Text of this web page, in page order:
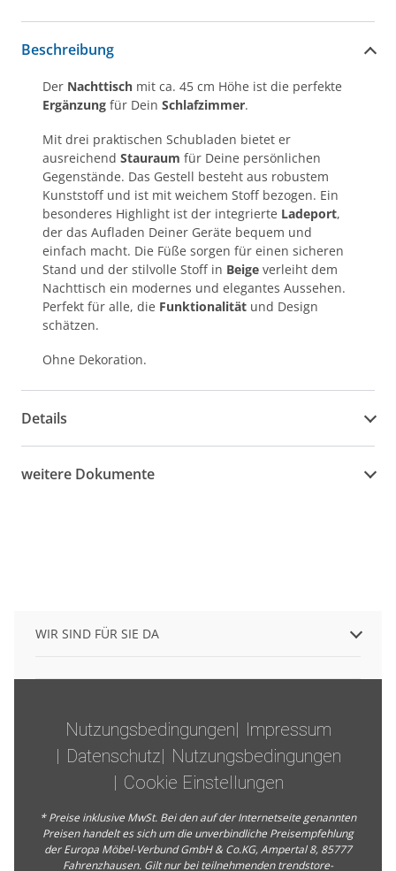
Beschreibung
Der Nachttisch mit ca. 45 cm Höhe ist die perfekte
Ergänzung für Dein Schlafzimmer.
Mit drei praktischen Schubladen bietet er
ausreichend Stauraum für Deine persönlichen
Gegenstände. Das Gestell besteht aus robustem
Kunststoff und ist mit weichem Stoff bezogen. Ein
besonderes Highlight ist der integrierte Ladeport,
der das Aufladen Deiner Geräte bequem und
einfach macht. Die Füße sorgen für einen sicheren
Stand und der stilvolle Stoff in Beige verleiht dem
Nachttisch ein modernes und elegantes Aussehen.
Perfekt für alle, die Funktionalität und Design
schätzen.
Ohne Dekoration.
Details
weitere Dokumente
WIR SIND FÜR SIE DA
Nutzungsbedingungen
Impressum
Datenschutz
Nutzungsbedingungen
Cookie Einstellungen
* Preise inklusive MwSt. Bei den auf der Internetseite genannten
Preisen handelt es sich um die unverbindliche Preisempfehlung
der Europa Möbel-Verbund GmbH & Co.KG, Ampertal 8, 85777
Fahrenzhausen. Gilt nur bei teilnehmenden trendstore-